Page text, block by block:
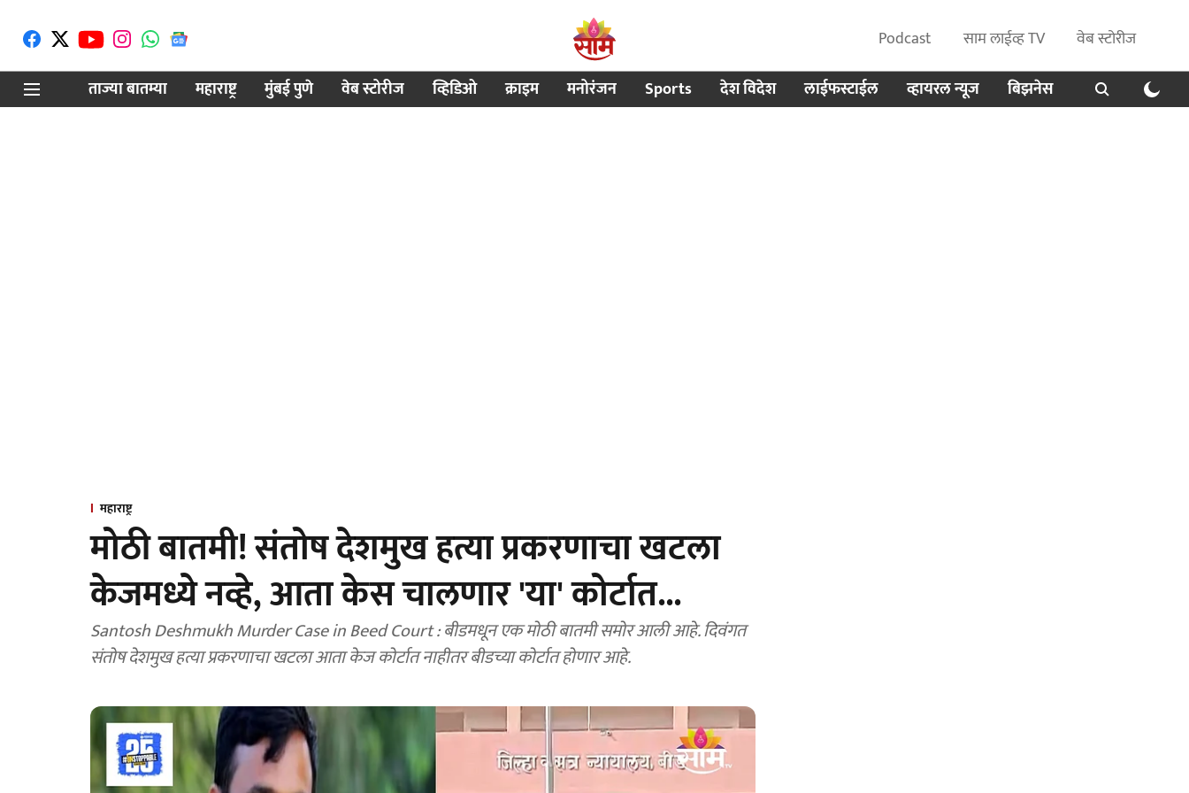
Podcast साम लाईव्ह TV
वेब स्टोरीज
ताज्या बातम्या
महाराष्ट्र मुंबई पुणे वेब स्टोरीज व्हिडिओ क्राइम मनोरंजन Sports देश विदेश लाईफस्टाईल व्हायरल न्यूज बिझनेस
महाराष्ट्र
मोठी बातमी! संतोष देशमुख हत्या प्रकरणाचा खटला
केजमध्ये नव्हे, आता केस चालणार 'या' कोर्टात...
Santosh Deshmukh Murder Case in Beed Court : बीडमधून एक मोठी बातमी समोर आली आहे. दिवंगत
संतोष देशमुख हत्या प्रकरणाचा खटला आता केज कोर्टात नाहीतर बीडच्या कोर्टात होणार आहे.